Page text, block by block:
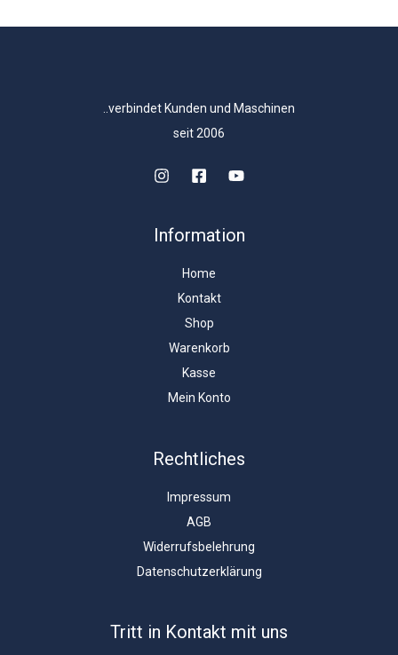
..verbindet Kunden und Maschinen
seit 2006
Information
Home
Kontakt
Shop
Warenkorb
Kasse
Mein Konto
Rechtliches
Impressum
AGB
Widerrufsbelehrung
Datenschutzerklärung
Tritt in Kontakt mit uns